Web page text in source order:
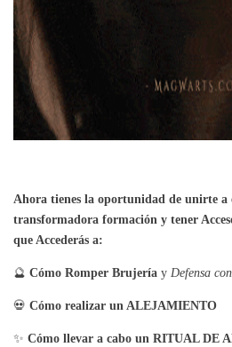
Ahora tienes la oportunidad de unirte a
transformadora formación y tener
que Accederás a:
🔮 Cómo Romper Brujería y Defensa
💀 Cómo realizar un ALEJAMIENTO
✨ Cómo llevar a cabo un RITUAL DE